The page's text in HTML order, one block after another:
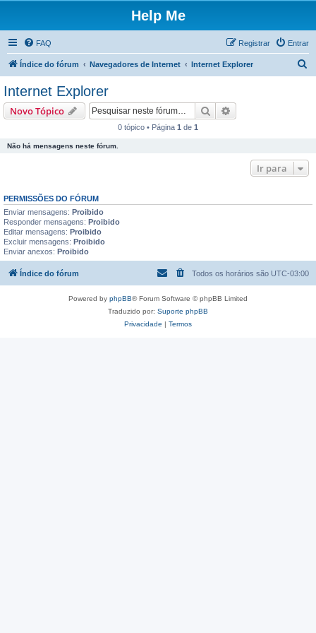
Help Me
FAQ Entrar
Registrar
Índice do fórum Navegadores de Internet Internet Explorer
Internet Explorer
Novo Tópico Pesquisar
0 tópico • Página 1 de 1
Não há mensagens neste fórum.
Ir para
PERMISSÕES DO FÓRUM
Enviar mensagens: Proibido
Responder mensagens: Proibido
Editar mensagens: Proibido
Excluir mensagens: Proibido
Enviar anexos: Proibido
Índice do fórum Todos os horários são UTC-03:00
Powered by phpBB® Forum Software © phpBB Limited
Traduzido por: Suporte phpBB
Privacidade | Termos